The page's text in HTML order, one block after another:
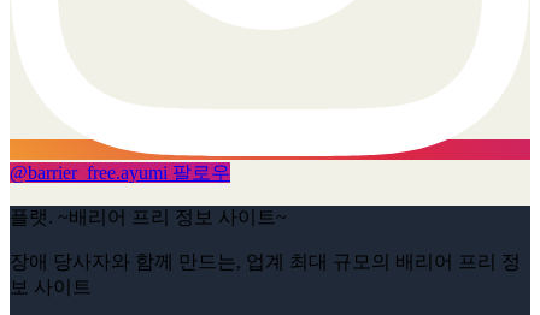
@barrier_free.ayumi 팔로우
플랫. ~배리어 프리 정보 사이트~
장애 당사자와 함께 만드는, 업계 최대 규모의 배리어 프리 정
보 사이트